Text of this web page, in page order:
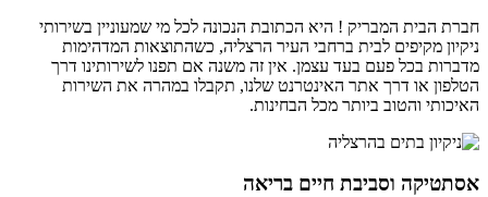
חברת הבית המבריק ! היא הכתובת הנכונה לכל מי שמעוניין בשירותי
ניקיון מקיפים לבית ברחבי העיר הרצליה, כשהתוצאות המדהימות
מדברות בכל פעם בעד עצמן. אין זה משנה אם תפנו לשירותינו דרך
הטלפון או דרך אתר האינטרנט שלנו, תקבלו במהרה את השירות
האיכותי והטוב ביותר מכל הבחינות.
אסתטיקה וסביבת חיים בריאה